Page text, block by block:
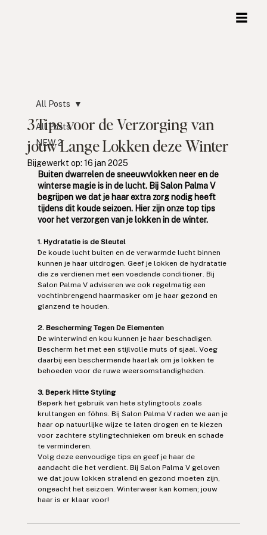
All Posts
NEW 2
All Posts
3 Tips voor de Verzorging van
jouw Lange Lokken deze Winter
Bijgewerkt op: 16 jan 2025
Buiten dwarrelen de sneeuwvlokken neer en de
winterse magie is in de lucht. Bij Salon Palma V
begrijpen we dat je haar extra zorg nodig heeft
tijdens dit koude seizoen. Hier zijn onze top tips
voor het verzorgen van je lokken in de winter.
1. Hydratatie is de Sleutel
De koude lucht buiten en de verwarmde lucht binnen
kunnen je haar uitdrogen. Geef je lokken de hydratatie
die ze verdienen met een voedende conditioner. Bij
Salon Palma V adviseren we ook regelmatig een
vochtinbrengend haarmasker om je haar gezond en
glanzend te houden.
2. Bescherming Tegen De Elementen
De winterwind en kou kunnen je haar beschadigen.
Bescherm het met een stijlvolle muts of sjaal. Voeg
daarbij een beschermende haarlak om je lokken te
behoeden voor de ruwe weersomstandigheden.
3. Beperk Hitte Styling
Beperk het gebruik van hete stylingtools zoals
krultangen en föhns. Bij Salon Palma V raden we aan je
haar op natuurlijke wijze te laten drogen en te kiezen
voor zachtere stylingtechnieken om breuk en schade
te verminderen.
Volg deze eenvoudige tips en geef je haar de
aandacht die het verdient. Bij Salon Palma V geloven
we dat jouw lokken stralend en gezond moeten zijn,
ongeacht het seizoen. Winterweer kan komen; jouw
haar is er klaar voor!